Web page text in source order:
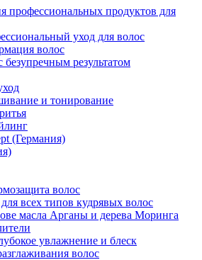
профессиональных продуктов для
уход для волос
волос
безупречным результатом
и тонирование
(Германия)
волос
всех типов кудрявых волос
масла Арганы и дерева Моринга
увлажнение и блеск
волос